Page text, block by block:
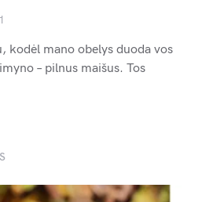
kodėl mano obelys duoda vos
– pilnus maišus. Tos